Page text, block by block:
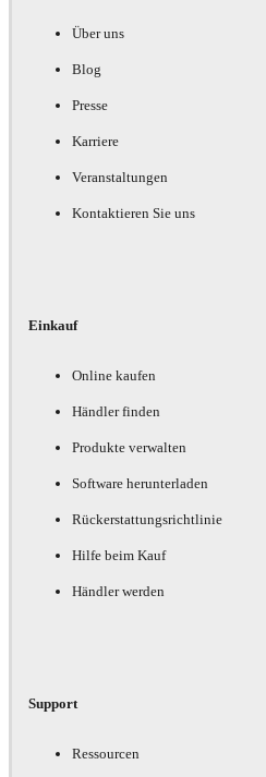
Über uns
Blog
Presse
Karriere
Veranstaltungen
Kontaktieren Sie uns
Einkauf
Online kaufen
Händler finden
Produkte verwalten
Software herunterladen
Rückerstattungsrichtlinie
Hilfe beim Kauf
Händler werden
Support
Ressourcen